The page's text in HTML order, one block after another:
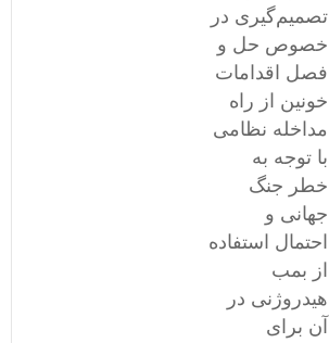
تصمیم‌گیری در
خصوص حل و
فصل اقدامات
خونین از راه
مداخله نظامی
با توجه به
خطر جنگ
جهانی و
احتمال استفاده
از بمب
هیدروژنی در
آن برای